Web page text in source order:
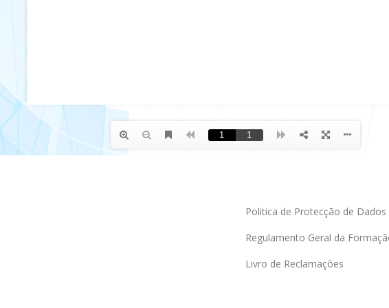
Politica de Protecção de Dados
Regulamento Geral da
Livro de Reclamações